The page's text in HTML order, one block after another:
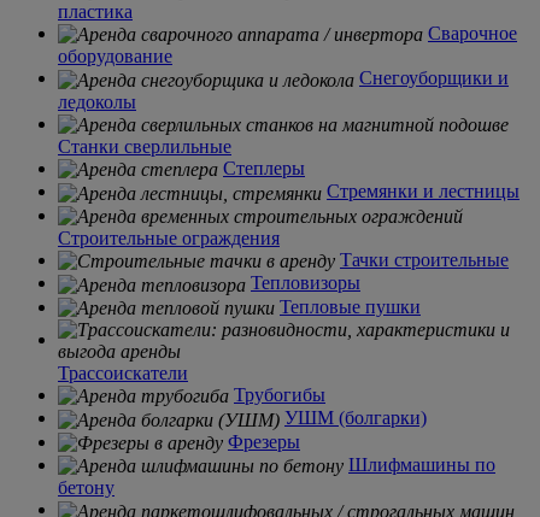
пластика
Сварочное
оборудование
Снегоуборщики и
ледоколы
Станки сверлильные
Степлеры
Стремянки и лестницы
Строительные ограждения
Тачки строительные
Тепловизоры
Тепловые пушки
Трассоискатели
Трубогибы
УШМ (болгарки)
Фрезеры
Шлифмашины по
бетону